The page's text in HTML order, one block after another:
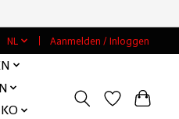
NL Aanmelden / Inloggen